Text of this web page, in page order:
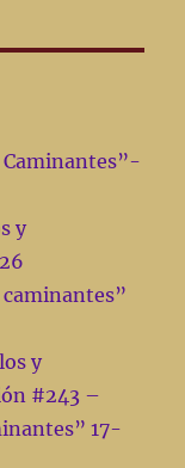
Caminantes”-
y
caminantes”
y
#243 –
17-